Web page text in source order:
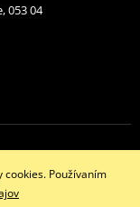
053 04
cookies. Používaním